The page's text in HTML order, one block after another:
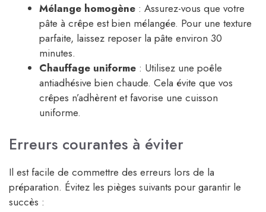
Mélange homogène : Assurez-vous que votre
pâte à crêpe est bien mélangée. Pour une texture
parfaite, laissez reposer la pâte environ 30
minutes.
Chauffage uniforme : Utilisez une poêle
antiadhésive bien chaude. Cela évite que vos
crêpes n’adhèrent et favorise une cuisson
uniforme.
Erreurs courantes à éviter
Il est facile de commettre des erreurs lors de la
préparation. Évitez les pièges suivants pour garantir le
succès :